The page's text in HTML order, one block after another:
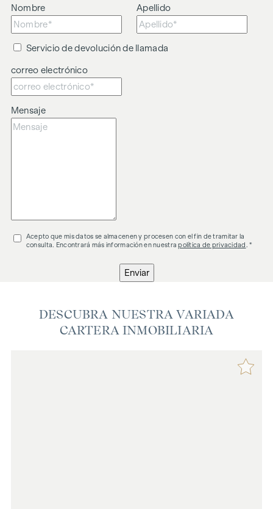
Nos gustaría señalar que existe una estrecha relación
familiar o comercial entre el agente y el tercero que va a ser
intermediado.
Nombre Apellido
Servicio de devolución de llamada
correo electrónico
Mensaje
Acepto que mis datos se almacenen y procesen con el fin de tramitar la
consulta. Encontrará más información en nuestrapolítica de privacidad . *
Enviar
DESCUBRA NUESTRA VARIADA
CARTERA INMOBILIARIA